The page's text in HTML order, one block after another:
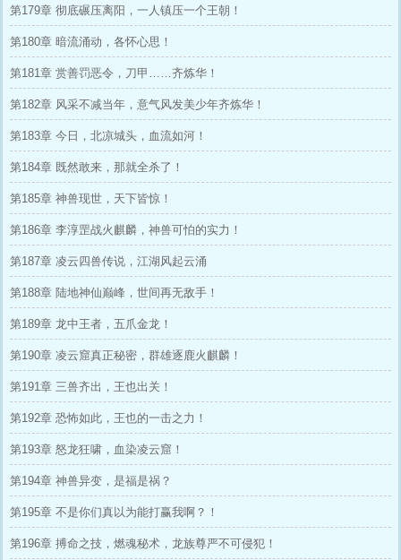
第179章 彻底碾压离阳，一人镇压一个王朝！
第180章 暗流涌动，各怀心思！
第181章 赏善罚恶令，刀甲……齐炼华！
第182章 风采不减当年，意气风发美少年齐炼华！
第183章 今日，北凉城头，血流如河！
第184章 既然敢来，那就全杀了！
第185章 神兽现世，天下皆惊！
第186章 李淳罡战火麒麟，神兽可怕的实力！
第187章 凌云四兽传说，江湖风起云涌
第188章 陆地神仙巅峰，世间再无敌手！
第189章 龙中王者，五爪金龙！
第190章 凌云窟真正秘密，群雄逐鹿火麒麟！
第191章 三兽齐出，王也出关！
第192章 恐怖如此，王也的一击之力！
第193章 怒龙狂啸，血染凌云窟！
第194章 神兽异变，是福是祸？
第195章 不是你们真以为能打赢我啊？！
第196章 搏命之技，燃魂秘术，龙族尊严不可侵犯！